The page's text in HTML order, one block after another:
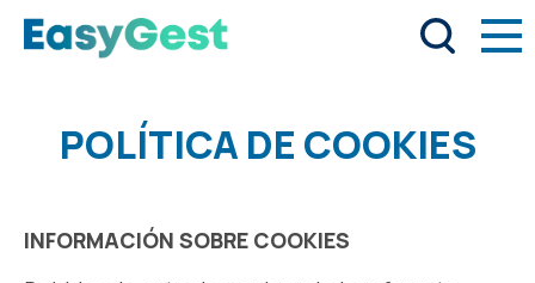
POLÍTICA DE COOKIES
INFORMACIÓN SOBRE COOKIES